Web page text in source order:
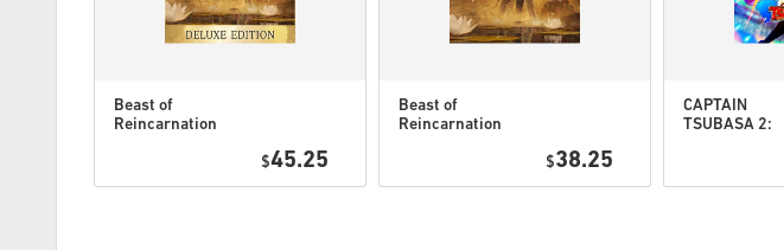
Beast of
Reincarnation
$45.25
Beast of
Reincarnation
$38.25
CAPTAIN
TSUBASA 2:
(STEAM) EU